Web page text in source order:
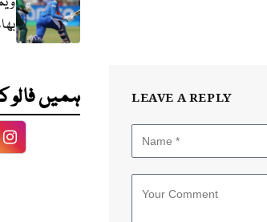
LEAVE A REPLY ہمیں فالو
Facebook